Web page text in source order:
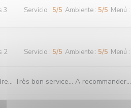
3 Servicio : 5/5 Ambiente: 5/5 Menú :
2 Servicio : 5/5 Ambiente: 5/5 Menú :
Très bon service... A recommander...